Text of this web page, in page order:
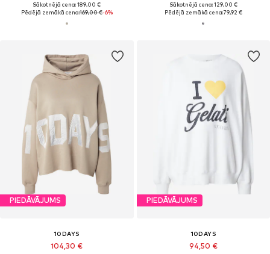
Sākotnējā cena: 189,00 €
Pēdējā zemākā cena:169,00 €-6%
Sākotnējā cena: 129,00 €
Pēdējā zemākā cena:79,92 €
PIEDĀVĀJUMS
10DAYS
104,30 €
PIEDĀVĀJUMS
10DAYS
94,50 €